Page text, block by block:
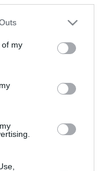
one or more Google
You may click to
its third-party tags to
in below Google
of my
a még továbbra is
kinyitottak. A TV
VENDÉGLÁTÁSBAN A
Gasztronómiai
vezetője, illetve
Ipartestületének